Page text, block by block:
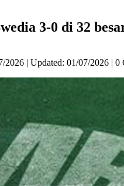
3-0 di 32
2026 | Updated: 01/07/2026 | 0